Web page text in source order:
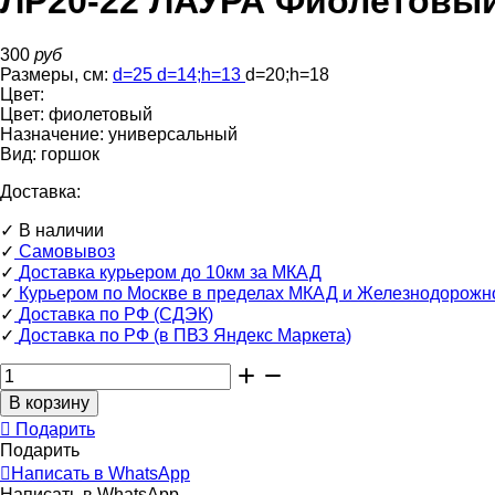
300 руб
Размеры, см: d=25 d=14;h=13 d=20;h=18
Цвет:
Цвет: фиолетовый
Назначение: универсальный
Вид: горшок
Доставка:
✓ В наличии
✓ Самовывоз
✓ Доставка курьером до 10км за МКАД
✓ Курьером по Москве в пределах МКАД и
✓ Доставка по РФ (СДЭК)
✓ Доставка по РФ (в ПВЗ Яндекс Маркета)
Подарить
Подарить
Написать в WhatsApp